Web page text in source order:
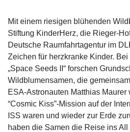
Mit einem riesigen blühenden
Stiftung KinderHerz, die Rieger-
Deutsche Raumfahrtagentur im
Zeichen für herzkranke Kinder.
„Space Seeds II“ forschen
Wildblumensamen, die
ESA-Astronauten Matthias Maurer
“Cosmic Kiss”-Mission auf der
ISS waren und wieder zur Erde
haben die Samen die Reise ins